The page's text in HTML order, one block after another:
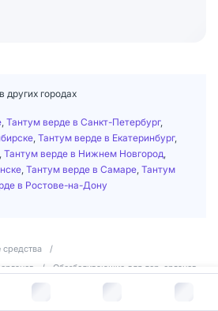
за руб.
других городах
Тантум верде в Санкт-Петербург,
Тантум верде в Екатеринбург,
Тантум верде в Нижнем Новгород
Тантум верде в Самаре Тантум
в Ростове-на-Дону
средства
/
/
Обезболивающие для лор-органов